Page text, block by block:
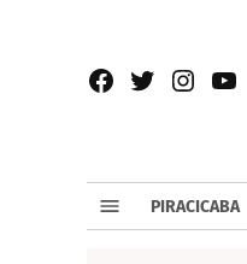
Facebook
Twitter
PIRACICABA